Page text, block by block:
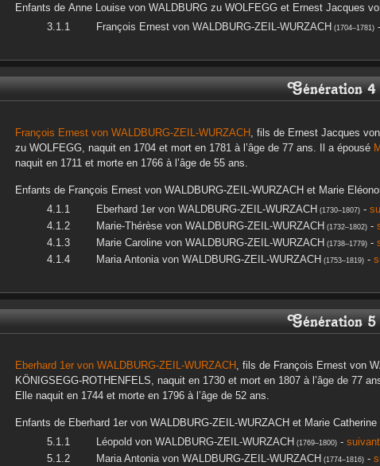
Enfants de Anne Louise von WALDBURG zu WOLFEGG et Ernest Jacques
François Ernestvon WALDBURG-ZEIL-WURZACH (1704–1781)-
Génération 4
François Ernest von WALDBURG-ZEIL-WURZACH , fils de Ernest Jacques
zu WOLFEGG, naquit en 1704 et mort en 1781 à l’âge de 77 ans. Il a épousé
naquit en 1711 et morte en 1766 à l’âge de 55 ans.
Enfants de François Ernest von WALDBURG-ZEIL-WURZACH et Marie
Eberhard 1ervon WALDBURG-ZEIL-WURZACH (1730–1807)-
Marie-Thérèsevon WALDBURG-ZEIL-WURZACH (1732–1802)-
Marie Carolinevon WALDBURG-ZEIL-WURZACH (1738–1779)-
Maria Antoniavon WALDBURG-ZEIL-WURZACH (1753–1819)-
Génération 5
Eberhard 1er von WALDBURG-ZEIL-WURZACH , fils de François Ernest von
KÖNIGSEGG-ROTHENFELS, naquit en 1730 et mort en 1807 à l’âge de 77
Elle naquit en 1744 et morte en 1796 à l’âge de 52 ans.
Enfants de Eberhard 1er von WALDBURG-ZEIL-WURZACH et Marie Catherine
Léopold von WALDBURG-ZEIL-WURZACH (1769–1800)-
Maria Antoniavon WALDBURG-ZEIL-WURZACH (1774–1816)-